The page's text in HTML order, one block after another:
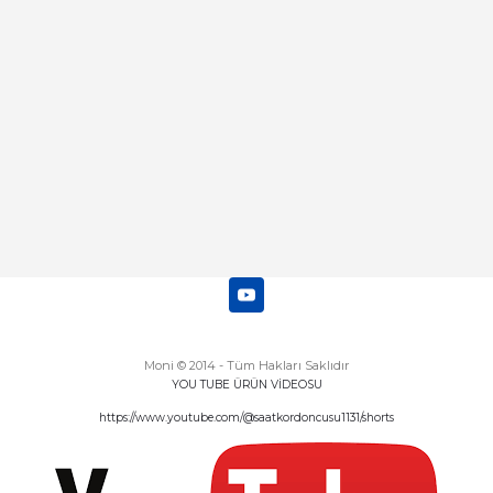
Moni © 2014 - Tüm Hakları Saklıdır
YOU TUBE ÜRÜN VİDEOSU
https://www.youtube.com/@saatkordoncusu1131/shorts